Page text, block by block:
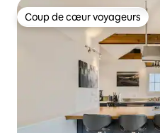
Coup de cœur voyageurs
Coup de cœur voyageurs